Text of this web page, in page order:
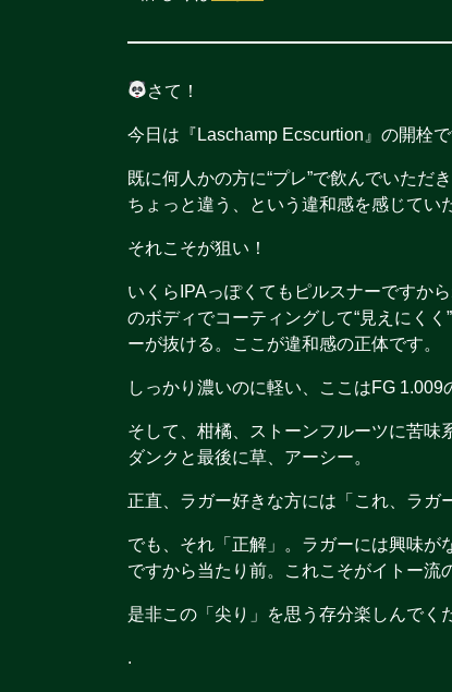
さて！
今日は『Laschamp Ecscurtion』の開栓で
既に何人かの方に“プレ”で飲んでいただ
ちょっと違う、という違和感を感じてい
それこそが狙い！
いくらIPAっぽくてもピルスナーですか
のボディでコーティングして“見えにく
ーが抜ける。ここが違和感の正体です。
しっかり濃いのに軽い、ここはFG 1.009
そして、柑橘、ストーンフルーツに苦
ダンクと最後に草、アーシー。
正直、ラガー好きな方には「これ、ラガ
でも、それ「正解」。ラガーには興味が
ですから当たり前。これこそがイトー流
是非この「尖り」を思う存分楽しんでく
.